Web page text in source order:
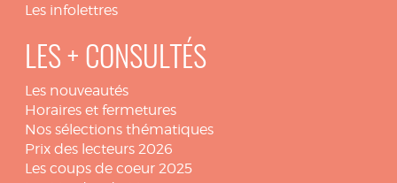
Les infolettres
LES + CONSULTÉS
Les nouveautés
Horaires et fermetures
Nos sélections thématiques
Prix des lecteurs 2026
Les coups de coeur 2025